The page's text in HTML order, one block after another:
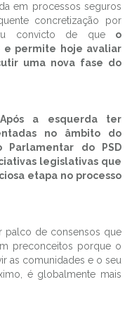
em processos seguros
concretização por
convicto de que o
e permite hoje avaliar
uma nova fase do
Após a esquerda ter
no âmbito do
Parlamentar do PSD
legislativas que
etapa no processo
palco de consensos que
preconceitos porque o
as comunidades e o seu
é globalmente mais